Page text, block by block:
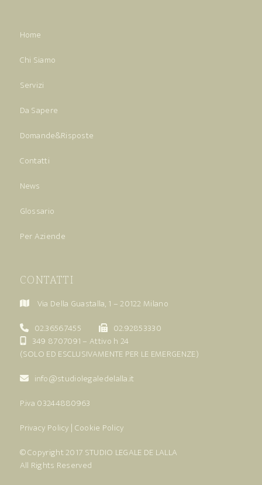
Home
Chi Siamo
Servizi
Da Sapere
Domande&Risposte
Contatti
News
Glossario
Per Aziende
CONTATTI
Via Della Guastalla, 1 – 20122 Milano
02.36567455
02.92853330
349 8707091 – Attivo h 24
(SOLO ED ESCLUSIVAMENTE PER LE EMERGENZE)
info@studiolegaledelalla.it
P.iva 03244880963
Privacy Policy | Cookie Policy
© Copyright 2017 STUDIO LEGALE DE LALLA
All Rights Reserved